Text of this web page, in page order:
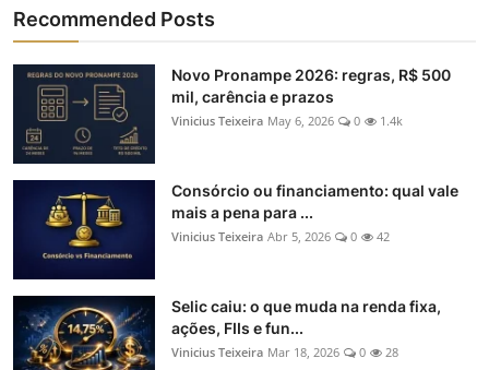
Recommended Posts
Novo Pronampe 2026: regras, R$ 500
mil, carência e prazos
Vinicius Teixeira May 6, 2026 0 1.4k
Consórcio ou financiamento: qual vale
mais a pena para ...
Vinicius Teixeira Abr 5, 2026 0 42
Selic caiu: o que muda na renda fixa,
ações, FIIs e fun...
Vinicius Teixeira Mar 18, 2026 0 28